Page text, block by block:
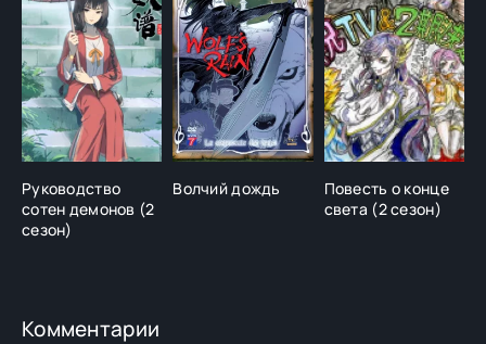
Руководство
сотен демонов (2
сезон)
Волчий дождь
Повесть о конце
света (2 сезон)
Комментарии